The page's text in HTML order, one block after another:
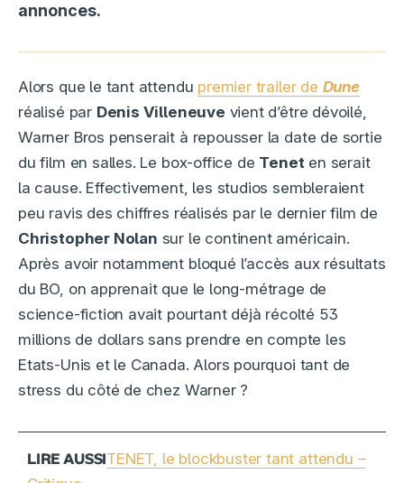
annonces.
Alors que le tant attendu premier trailer de Dune
réalisé par Denis Villeneuve vient d’être dévoilé,
Warner Bros penserait à repousser la date de sortie
du film en salles. Le box-office de Teneten serait
la cause. Effectivement, les studios sembleraient
peu ravis des chiffres réalisés par le dernier film de
Christopher Nolan sur le continent américain.
Après avoir notamment bloqué l’accès aux résultats
du BO, on apprenait que le long-métrage de
science-fiction avait pourtant déjà récolté 53
millions de dollars sans prendre en compte les
Etats-Unis et le Canada. Alors pourquoi tant de
stress du côté de chez Warner ?
TENET, le blockbuster tant attendu –